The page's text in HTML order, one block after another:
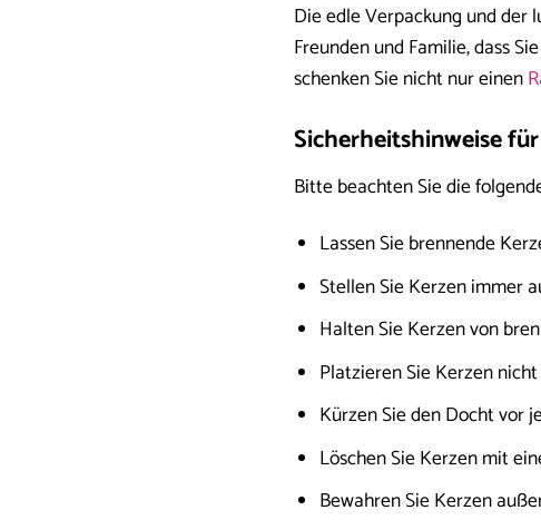
Die edle Verpackung und der
Freunden und Familie, dass
schenken Sie nicht nur einen
Sicherheitshinweise
Bitte beachten Sie die
Lassen Sie brennende
Stellen Sie Kerzen immer
Halten Sie Kerzen von
Platzieren Sie Kerzen
Kürzen Sie den Docht vor
Löschen Sie Kerzen mit
Bewahren Sie Kerzen